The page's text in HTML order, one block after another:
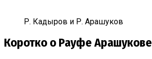
Р. Кадыров и Р. Арашуков
Коротко о Рауфе Арашукове